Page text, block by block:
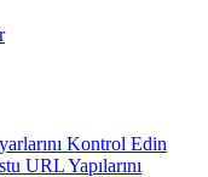
Kontrol Edin
URL Yapılarını